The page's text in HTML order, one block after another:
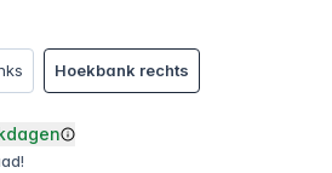
Hoekbank rechts